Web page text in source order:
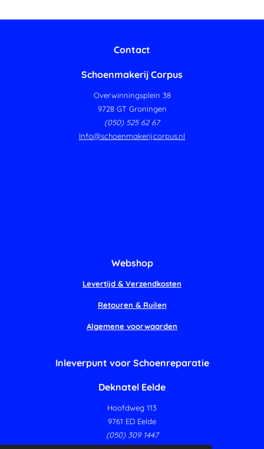
Contact
Schoenmakerij Corpus
Overwinningsplein 38
9728 GT Groningen
(050) 525 62 67
Info@schoenmakerijcorpus.nl
Webshop
Levertijd & Verzendkosten
Retouren & Ruilen
Algemene voorwaarden
Inleverpunt voor Schoenreparatie
Deknatel Eelde
Hoofdweg 113
9761 ED Eelde
(050) 309 1447